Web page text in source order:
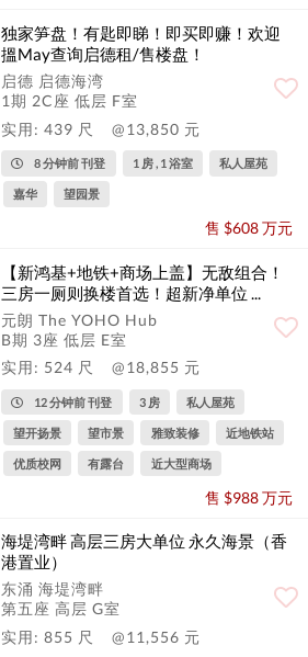
独家笋盘！有匙即睇！即买即赚！欢迎
搵May查询启德租/售楼盘！
启德 启德海湾
1期 2C座 低层 F室
实用: 439 尺
@13,850 元
8 分钟前 刊登 1 房 , 1 浴室 私人屋苑
嘉华 望园景
售 $608 万元
【新鸿基+地铁+商场上盖】无敌组合！
三房一厕则换楼首选！超新净单位 ...
元朗 The YOHO Hub
B期 3座 低层 E室
实用: 524 尺
@18,855 元
12 分钟前 刊登 3 房 私人屋苑
望开扬景 望市景 雅致装修 近地铁站
优质校网 有露台 近大型商场
售 $988 万元
海堤湾畔 高层三房大单位 永久海景（香
港置业）
东涌 海堤湾畔
第五座 高层 G室
实用: 855 尺
@11,556 元